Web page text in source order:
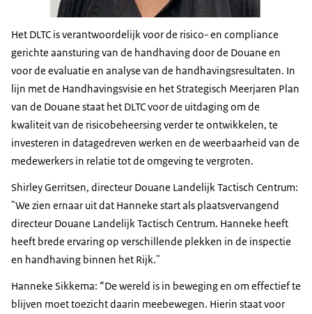
Het DLTC is verantwoordelijk voor de risico- en compliance
gerichte aansturing van de handhaving door de Douane en
voor de evaluatie en analyse van de handhavingsresultaten. In
lijn met de Handhavingsvisie en het Strategisch Meerjaren Plan
van de Douane staat het DLTC voor de uitdaging om de
kwaliteit van de risicobeheersing verder te ontwikkelen, te
investeren in datagedreven werken en de weerbaarheid van de
medewerkers in relatie tot de omgeving te vergroten.
Shirley Gerritsen, directeur Douane Landelijk Tactisch Centrum:
"We zien ernaar uit dat Hanneke start als plaatsvervangend
directeur Douane Landelijk Tactisch Centrum. Hanneke heeft
heeft brede ervaring op verschillende plekken in de inspectie
en handhaving binnen het Rijk."
Hanneke Sikkema: “De wereld is in beweging en om effectief te
blijven moet toezicht daarin meebewegen. Hierin staat voor